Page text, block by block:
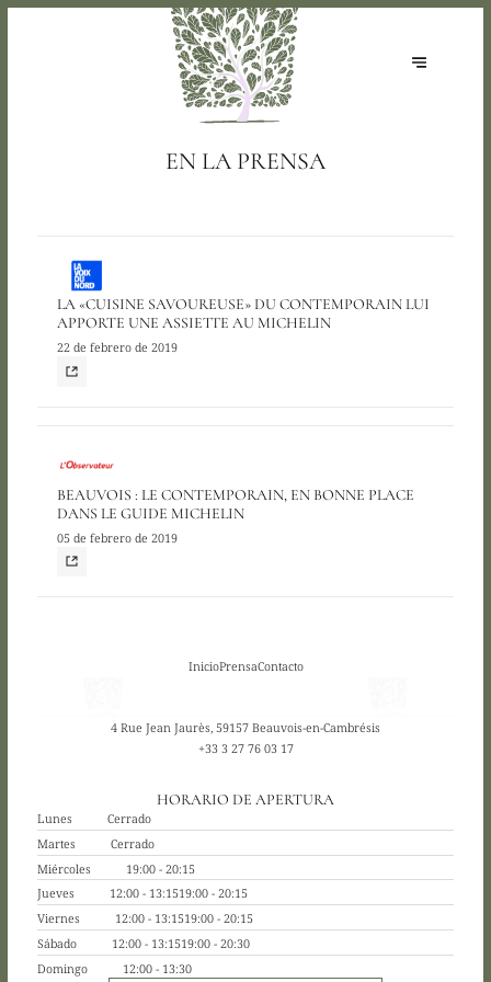
EN LA PRENSA
LA «CUISINE SAVOUREUSE» DU CONTEMPORAIN LUI
APPORTE UNE ASSIETTE AU MICHELIN
22 de febrero de 2019
BEAUVOIS : LE CONTEMPORAIN, EN BONNE PLACE
DANS LE GUIDE MICHELIN
05 de febrero de 2019
InicioPrensaContacto
4 Rue Jean Jaurès, 59157 Beauvois-en-Cambrésis
+33 3 27 76 03 17
HORARIO DE APERTURA
Lunes
Cerrado
Martes
Cerrado
Miércoles
19:00 - 20:15
Jueves
12:00 - 13:1519:00 - 20:15
Viernes
12:00 - 13:1519:00 - 20:15
Sábado
12:00 - 13:1519:00 - 20:30
Domingo
12:00 - 13:30